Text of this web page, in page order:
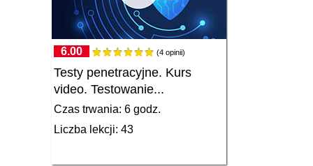
6.00 (4 opinii)
Testy penetracyjne. Kurs
video. Testowanie...
Czas trwania: 6 godz.
Liczba lekcji: 43